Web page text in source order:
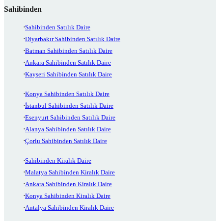
Sahibinden
Sahibinden Satılık Daire
Diyarbakır Sahibinden Satılık Daire
Batman Sahibinden Satılık Daire
Ankara Sahibinden Satılık Daire
Kayseri Sahibinden Satılık Daire
Konya Sahibinden Satılık Daire
İstanbul Sahibinden Satılık Daire
Esenyurt Sahibinden Satılık Daire
Alanya Sahibinden Satılık Daire
Çorlu Sahibinden Satılık Daire
Sahibinden Kiralık Daire
Malatya Sahibinden Kiralık Daire
Ankara Sahibinden Kiralık Daire
Konya Sahibinden Kiralık Daire
Antalya Sahibinden Kiralık Daire